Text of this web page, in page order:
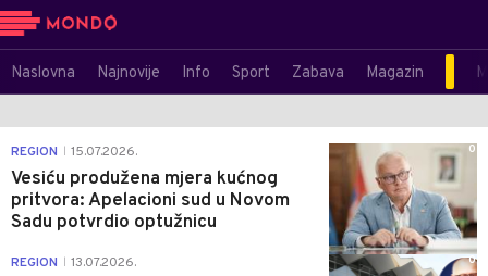
Naslovna Najnovije Info Sport Zabava Magazin
REGION 15.07.2026.
Vesiću produžena mjera kućnog
pritvora: Apelacioni sud u Novom
Sadu potvrdio optužnicu
0
REGION 13.07.2026. 0